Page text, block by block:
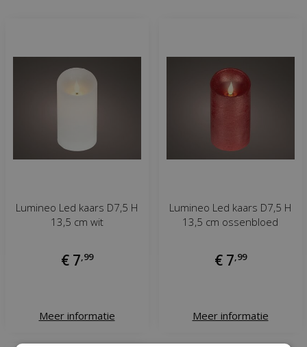
Lumineo Led kaars D7,5 H
13,5 cm wit
€ 7 99
Meer informatie
Lumineo Led kaars D7,5 H
13,5 cm ossenbloed
€ 7 99
Meer informatie